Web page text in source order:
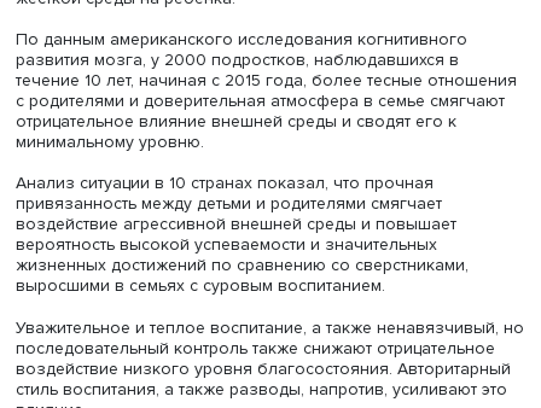
В то же время негативная внешняя среда нередко
способствует развитию исполнительных когнитивных
и творческого потенциала, а также связана с более
реагированием на изменения окружающей среды и
развитием способности к коммуникации с разными
Если ребенок рос в малоресурсной семье, это может
способствовать формированию навыков выстраивания
сложных социальных стратегий. Бедность также
нежеланием брать на себя финансовые риски. Люди,
пережившие войну, насилие и природные бедствия,
избегать опасности и проявляют больше эмпатии.
Одновременно многие люди пытаются преодолеть
только с помощью интуиции, но и через отношения в
обществе. В ходе одного из исследований,
докладчиком, ученые изучали длительный период